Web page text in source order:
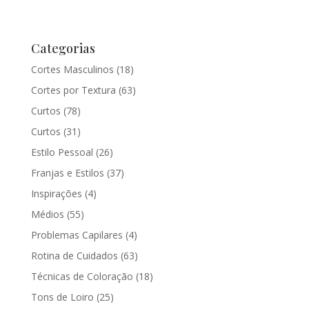
Categorias
Cortes Masculinos (18)
Cortes por Textura (63)
Curtos (78)
Curtos (31)
Estilo Pessoal (26)
Franjas e Estilos (37)
Inspirações (4)
Médios (55)
Problemas Capilares (4)
Rotina de Cuidados (63)
Técnicas de Coloração (18)
Tons de Loiro (25)